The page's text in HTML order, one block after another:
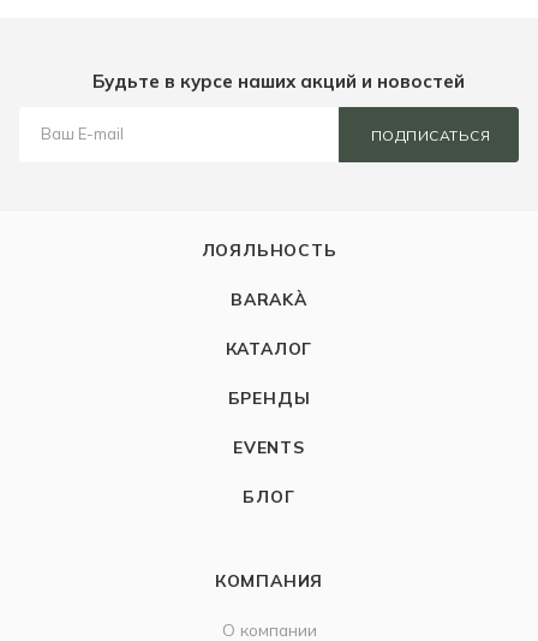
Будьте в курсе наших акций и новостей
ПОДПИСАТЬСЯ
ЛОЯЛЬНОСТЬ
BARAKÀ
КАТАЛОГ
БРЕНДЫ
EVENTS
БЛОГ
КОМПАНИЯ
О компании